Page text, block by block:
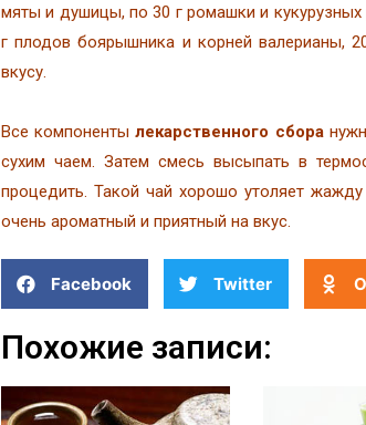
мяты и душицы, по 30 г ромашки и
г плодов боярышника и корней валерианы,
вкусу.
Все компонентылекарственного сбора
сухим чаем. Затем смесь высыпать в
процедить. Такой чай хорошо утоляет
очень ароматный и приятный на вкус.
Facebook Twitter
Похожие записи: